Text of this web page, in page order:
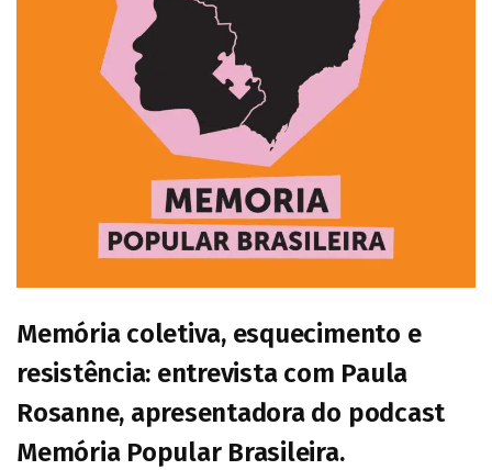
Memória coletiva, esquecimento e
resistência: entrevista com Paula
Rosanne, apresentadora do podcast
Memória Popular Brasileira.